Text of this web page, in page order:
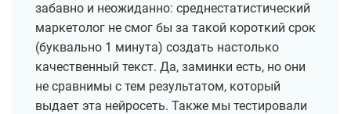
забавно и неожиданно: среднестатистический
маркетолог не смог бы за такой короткий срок
(буквально 1 минута) создать настолько
качественный текст. Да, заминки есть, но они
не сравнимы с тем результатом, который
выдает эта нейросеть. Также мы тестировали